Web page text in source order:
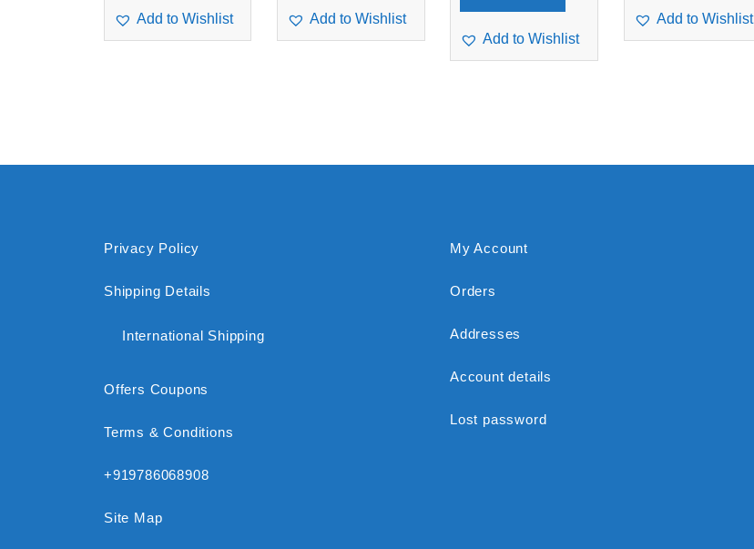
Add to Wishlist Add to Wishlist
Add to Wishlist
Add to Wishlist
Privacy Policy
Shipping Details
International Shipping
Offers Coupons
Terms & Conditions
+919786068908
Site Map
My Account
Orders
Addresses
Account details
Lost password